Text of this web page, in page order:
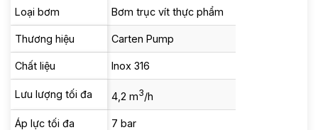
Loại bơm Bơm trục vít thực phẩm
Thương hiệu Carten Pump
Chất liệu Inox 316
Lưu lượng tối đa 4,2 m3/h
Áp lực tối đa 7 bar